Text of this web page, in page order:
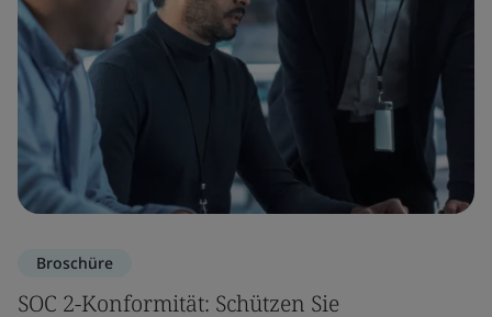
Broschüre
SOC 2-Konformität: Schützen Sie